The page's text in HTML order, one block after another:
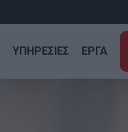
ΥΠΗΡΕΣΙΕΣ ΕΡΓΑ